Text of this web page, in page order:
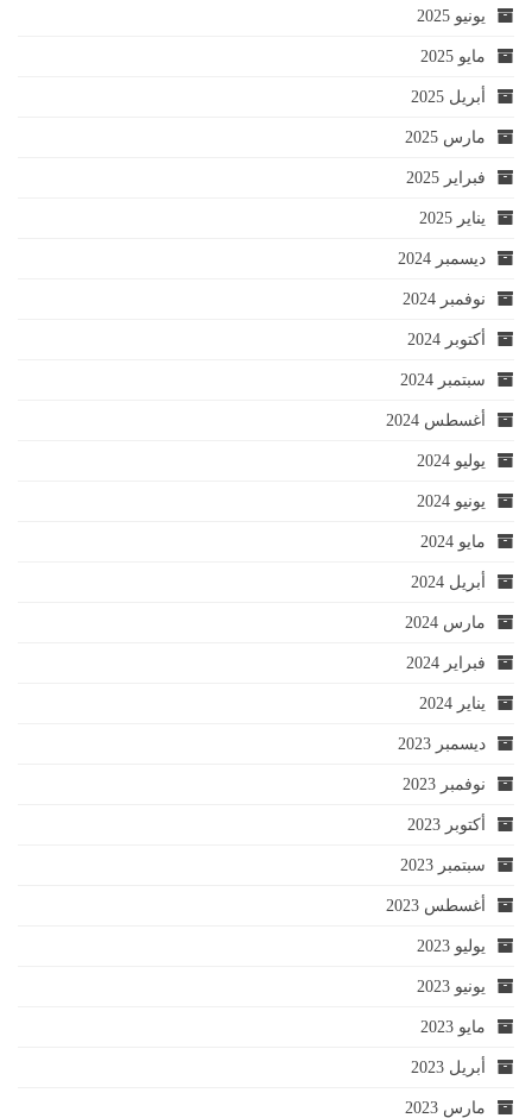
يونيو 2025
مايو 2025
أبريل 2025
مارس 2025
فبراير 2025
يناير 2025
ديسمبر 2024
نوفمبر 2024
أكتوبر 2024
سبتمبر 2024
أغسطس 2024
يوليو 2024
يونيو 2024
مايو 2024
أبريل 2024
مارس 2024
فبراير 2024
يناير 2024
ديسمبر 2023
نوفمبر 2023
أكتوبر 2023
سبتمبر 2023
أغسطس 2023
يوليو 2023
يونيو 2023
مايو 2023
أبريل 2023
مارس 2023